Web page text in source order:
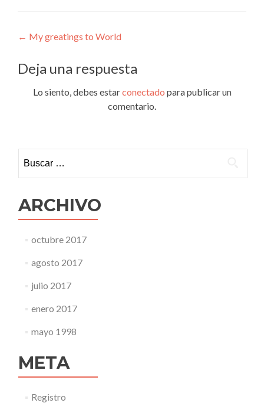
Navegación
de
entradas
← My greatings to World
Deja una respuesta
Lo siento, debes estarconectado para publicar un
comentario.
ARCHIVO
octubre 2017
agosto 2017
julio 2017
enero 2017
mayo 1998
META
Registro